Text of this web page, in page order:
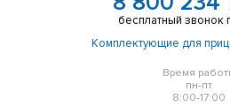
бесплатный звонок
Комплектующие для
Время
пн-пт
8:00-17:00